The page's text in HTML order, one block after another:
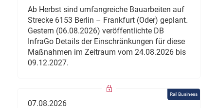
Ab Herbst sind umfangreiche Bauarbeiten auf
Strecke 6153 Berlin – Frankfurt (Oder) geplant.
Gestern (06.08.2026) veröffentlichte DB
InfraGo Details der Einschränkungen für diese
Maßnahmen im Zeitraum vom 24.08.2026 bis
09.12.2027.
Rail Business
07.08.2026